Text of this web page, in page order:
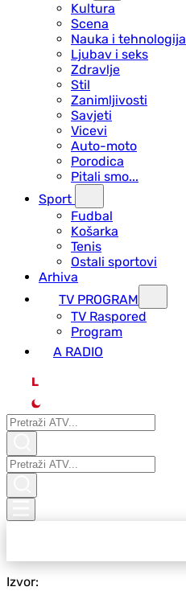
Kultura
Scena
Nauka i tehnologija
Ljubav i seks
Zdravlje
Stil
Zanimljivosti
Savjeti
Vicevi
Auto-moto
Porodica
Pitali smo...
Sport
Fudbal
Košarka
Tenis
Ostali sportovi
Arhiva
TV PROGRAM
ТV Raspored
Program
A RADIO
L
Izvor: